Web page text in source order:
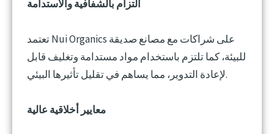
التزام بالشفافية والاستدامة
تعتمد Nui Organics على شراكات مع مصانع صديقة
للبيئة، كما تلتزم باستخدام مواد مستدامة وتغليف قابل
لإعادة التدوير، مما يساهم في تقليل تأثيرها البيئي.
معايير أخلاقية عالية